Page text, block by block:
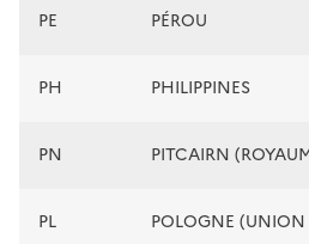
PE PÉROU
PH PHILIPPINES
PN PITCAIRN
PL POLOGNE (UNION